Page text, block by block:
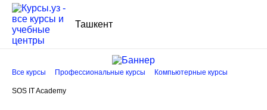
Ташкент
Все курсы Профессиональные курсы Компьютерные курсы
SOS IT Academy